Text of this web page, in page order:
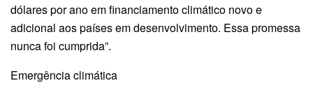
dólares por ano em financiamento climático novo e
adicional aos países em desenvolvimento. Essa promessa
nunca foi cumprida”.
Emergência climática